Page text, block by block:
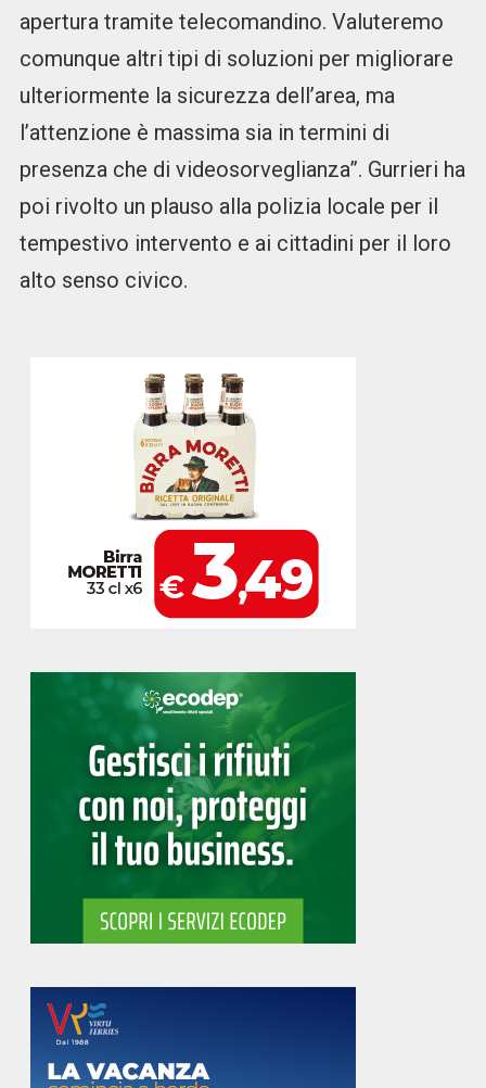
apertura tramite telecomandino. Valuteremo
comunque altri tipi di soluzioni per migliorare
ulteriormente la sicurezza dell’area, ma
l’attenzione è massima sia in termini di
presenza che di videosorveglianza”. Gurrieri ha
poi rivolto un plauso alla polizia locale per il
tempestivo intervento e ai cittadini per il loro
alto senso civico.